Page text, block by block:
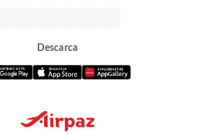
Descarca